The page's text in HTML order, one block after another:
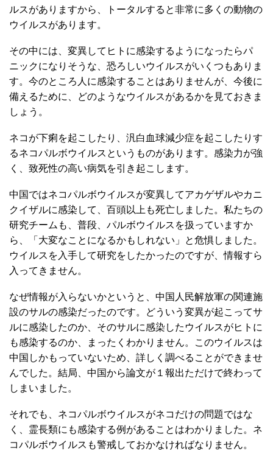
ルスがありますから、トータルすると非常に多くの動物の
ウイルスがあります。
その中には、変異してヒトに感染するようになったらパ
ニックになりそうな、恐ろしいウイルスがいくつもありま
す。今のところ人に感染することはありませんが、今後に
備えるために、どのようなウイルスがあるかを見ておきま
しょう。
ネコが下痢を起こしたり、汎白血球減少症を起こしたりす
るネコパルボウイルスというものがあります。感染力が強
く、致死性の高い病気を引き起こします。
中国ではネコパルボウイルスが変異してアカゲザルやカニ
クイザルに感染して、百頭以上も死亡しました。私たちの
研究チームも、普段、パルボウイルスを扱っていますか
ら、「大変なことになるかもしれない」と危惧しました。
ウイルスを入手して研究をしたかったのですが、情報すら
入ってきません。
なぜ情報が入らないかというと、中国人民解放軍の関連施
設のサルの感染だったのです。どういう変異が起こってサ
ルに感染したのか、そのサルに感染したウイルスがヒトに
も感染するのか、まったくわかりません。このウイルスは
中国しかもっていないため、詳しく調べることができませ
んでした。結局、中国から論文が１報出ただけで終わって
しまいました。
それでも、ネコパルボウイルスがネコだけの問題ではな
く、霊長類にも感染する例があることはわかりました。ネ
コパルボウイルスも警戒しておかなければなりません。